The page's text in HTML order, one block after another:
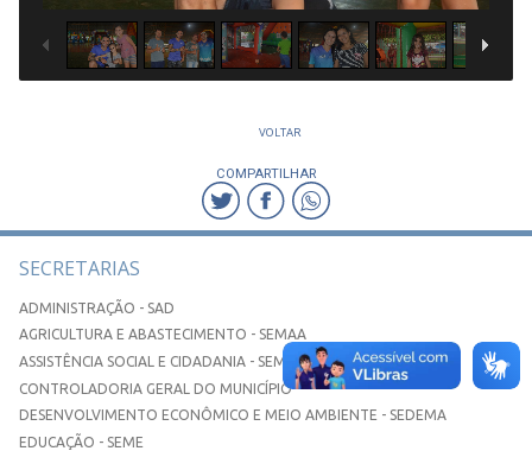
VOLTAR
COMPARTILHAR
SECRETARIAS
ADMINISTRAÇÃO - SAD
AGRICULTURA E ABASTECIMENTO - SEMAA
ASSISTÊNCIA SOCIAL E CIDADANIA - SEMASC
CONTROLADORIA GERAL DO MUNICÍPIO
DESENVOLVIMENTO ECONÔMICO E MEIO AMBIENTE - SEDEMA
EDUCAÇÃO - SEME